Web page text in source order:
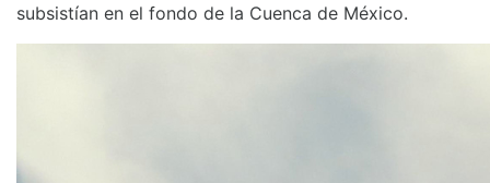
subsistían en el fondo de la Cuenca de México.